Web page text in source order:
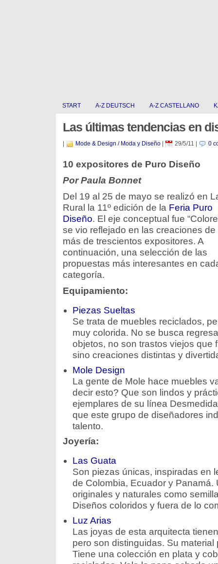
START A-Z DEUTSCH A-Z CASTELLANO
Las últimas tendencias en
Mode & Design / Moda y Diseño| 29/5/11 0
10 expositores de Puro Diseño
Por Paula Bonnet
Del 19 al 25 de mayo se realizó en
Rural la 11º edición de la Feria Puro
Diseño. El eje conceptual fue
se vio reflejado en las creaciones de
más de trescientos expositores. A
continuación, una selección de las
propuestas más interesantes en
categoría.
Equipamiento:
Piezas Sueltas
Se trata de muebles reciclados,
muy colorida. No se busca
objetos, no son trastos viejos que
sino creaciones distintas y
Mole Design
La gente de Mole hace muebles
decir esto? Que son lindos y
ejemplares de su línea
que este grupo de diseñadores
talento.
Joyería:
Las Guata
Son piezas únicas, inspiradas en
de Colombia, Ecuador y Panamá.
originales y naturales como
Diseños coloridos y fuera de lo
Luz Arias
Las joyas de esta arquitecta
pero son distinguidas. Su
Tiene una colección en plata y